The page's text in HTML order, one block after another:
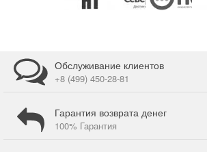
Обслуживание клиентов
+8 (499) 450-28-81
Гарантия возврата денег
100% Гарантия